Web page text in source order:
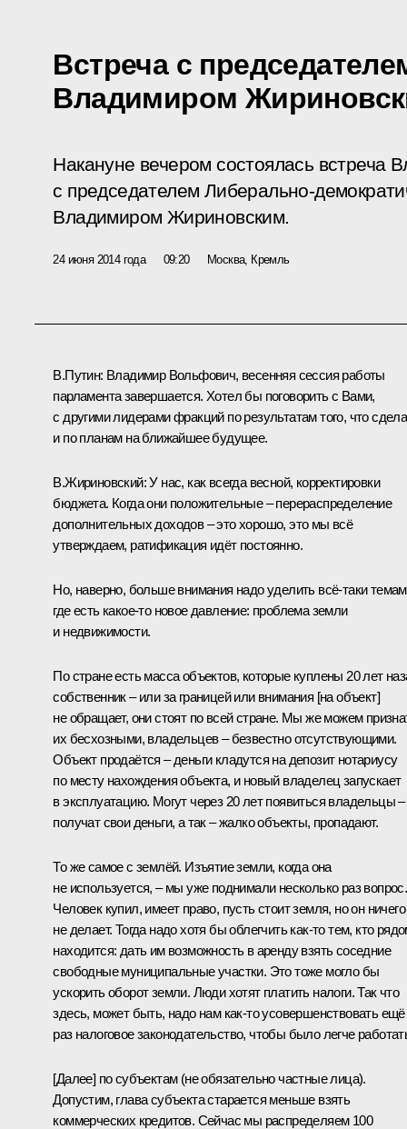
Встреча с
Владимиром
Накануне вечером состоялась встреча
с председателем Либерально-
Владимиром Жириновским.
24 июня 2014 года 09:20 Москва, Кремль
В.Путин: Владимир Вольфович, весенняя сессия работы
парламента завершается. Хотел бы поговорить с Вами,
с другими лидерами фракций по результатам того, что
и по планам на ближайшее будущее.
В.Жириновский: У нас, как всегда весной, корректировки
бюджета. Когда они положительные – перераспределение
дополнительных доходов – это хорошо, это мы всё
утверждаем, ратификация идёт постоянно.
Но, наверно, больше внимания надо уделить всё‑таки
где есть какое‑то новое давление: проблема земли
и недвижимости.
По стране есть масса объектов, которые куплены 20 лет
собственник – или за границей или внимания [на объект]
не обращает, они стоят по всей стране. Мы же можем
их бесхозными, владельцев – безвестно отсутствующими.
Объект продаётся – деньги кладутся на депозит нотариусу
по месту нахождения объекта, и новый владелец запускает
в эксплуатацию. Могут через 20 лет появиться владельцы –
получат свои деньги, а так – жалко объекты, пропадают.
То же самое с землёй. Изъятие земли, когда она
не используется, – мы уже поднимали несколько раз вопрос.
Человек купил, имеет право, пусть стоит земля, но он ничего
не делает. Тогда надо хотя бы облегчить как‑то тем, кто
находится: дать им возможность в аренду взять соседние
свободные муниципальные участки. Это тоже могло бы
ускорить оборот земли. Люди хотят платить налоги. Так что
здесь, может быть, надо нам как‑то усовершенствовать ещё
раз налоговое законодательство, чтобы было легче
[Далее] по субъектам (не обязательно частные лица).
Допустим, глава субъекта старается меньше взять
коммерческих кредитов. Сейчас мы распределяем 100